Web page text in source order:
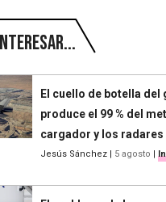
El cuello de botella del
produce el 99 % del
cargador y los
Jesús Sánchez | 5 agosto |